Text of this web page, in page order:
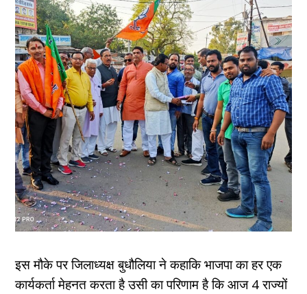
इस मौके पर जिलाध्यक्ष बुधौलिया ने कहाकि भाजपा का हर एक
कार्यकर्ता मेहनत करता है उसी का परिणाम है कि आज 4 राज्यों